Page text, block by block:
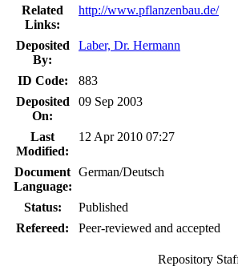
Related
Links:
http://www.pflanzenbau.de/
Deposited
By:
Laber, Dr. Hermann
ID Code:
883
Deposited
On:
09 Sep 2003
Last
Modified:
12 Apr 2010 07:27
Document
Language:
German/Deutsch
Status:
Published
Refereed:
Peer-reviewed and accepted
Repository